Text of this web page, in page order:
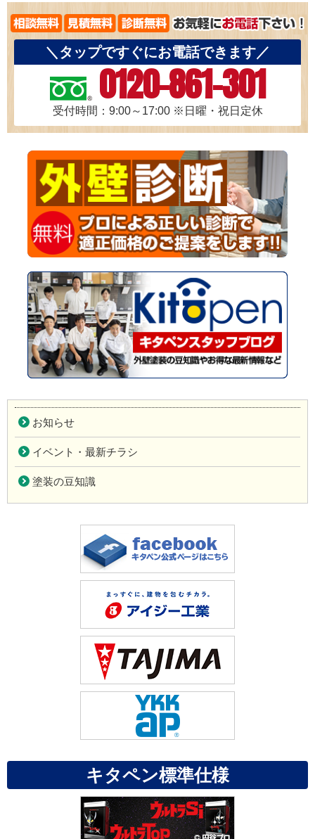
＼タップですぐにお電話できます／
0120-861-301
受付時間：9:00～17:00 ※日曜・祝日定休
お知らせ
イベント・最新チラシ
塗装の豆知識
キタペン標準仕様